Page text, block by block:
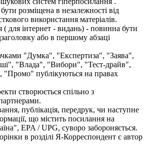
розміщена в незалежності від
використання матеріалів.
( для інтернет - видань) - повинна бути
або в першому абзаці
"Думка", "Експертиза", "Заява",
"Влада", "Вибори", "Тест-драйв",
"Промо" публікуються на правах
створюється спільно з
публікація, передрук, чи наступне
що містить посилання на
EPA / UPG, суворо забороняється.
в розділі Я-Корреспондент є автор